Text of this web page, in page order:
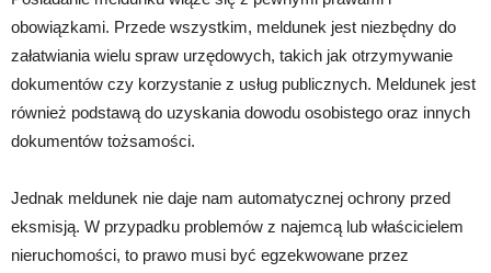
obowiązkami. Przede wszystkim, meldunek jest niezbędny do
załatwiania wielu spraw urzędowych, takich jak otrzymywanie
dokumentów czy korzystanie z usług publicznych. Meldunek jest
również podstawą do uzyskania dowodu osobistego oraz innych
dokumentów tożsamości.
Jednak meldunek nie daje nam automatycznej ochrony przed
eksmisją. W przypadku problemów z najemcą lub właścicielem
nieruchomości, to prawo musi być egzekwowane przez